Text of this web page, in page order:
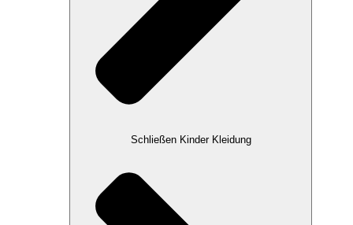
Schließen Kinder Kleidung